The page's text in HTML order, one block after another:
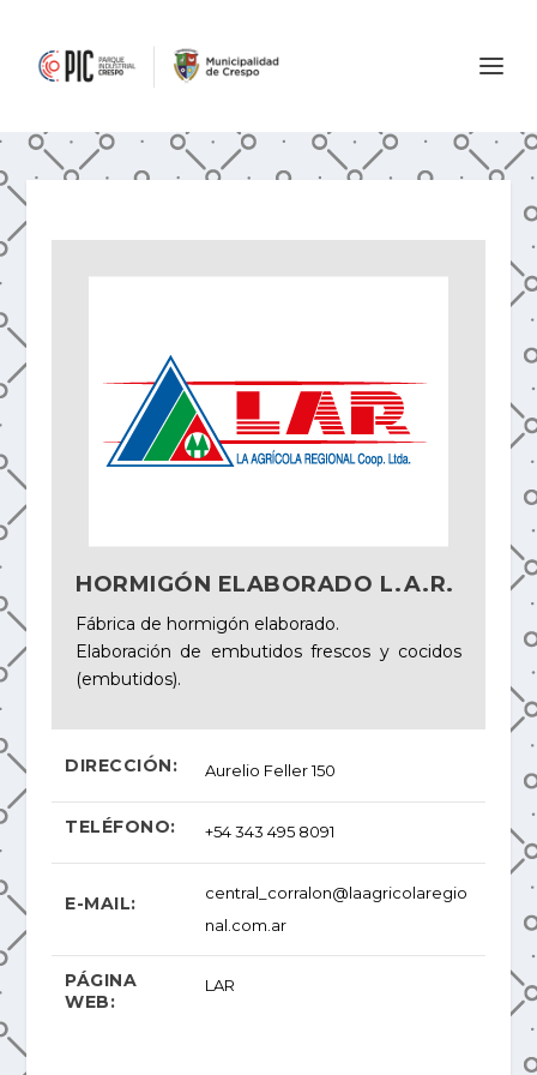
HORMIGÓN ELABORADO L.A.R.
Fábrica de hormigón elaborado.
Elaboración de embutidos frescos y cocidos
(embutidos).
DIRECCIÓN: Aurelio Feller 150
TELÉFONO: +54 343 495 8091
E-MAIL:
central_corralon@laagricolaregio
nal.com.ar
PÁGINA
WEB:
LAR